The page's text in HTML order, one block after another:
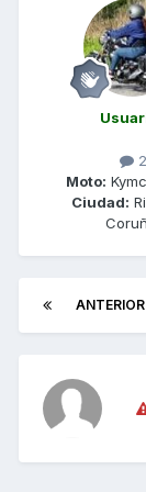
2
Moto:
Ciudad:
ANTERIOR